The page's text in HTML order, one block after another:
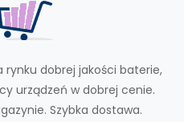
rynku dobrej jakości baterie,
urządzeń w dobrej cenie.
Szybka dostawa.